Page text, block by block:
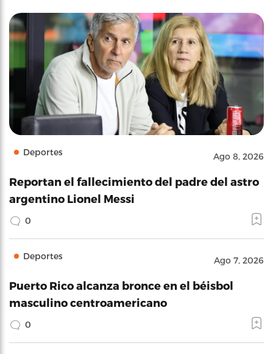
Deportes Ago 8, 2026
Reportan el fallecimiento del padre del astro
argentino Lionel Messi
0
Deportes Ago 7, 2026
Puerto Rico alcanza bronce en el béisbol
masculino centroamericano
0